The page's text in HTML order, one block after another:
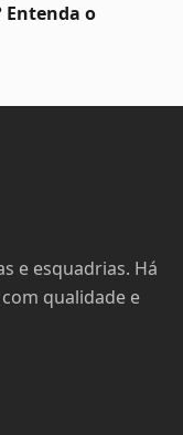
Entenda o
e esquadrias. Há
qualidade e